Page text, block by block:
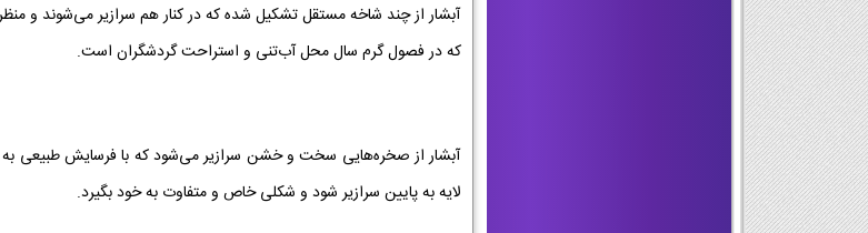
آبشار از چند شاخه مستقل تشکیل شده که در کنار هم سرازیر می‌شوند و
که در فصول گرم سال محل آب‌تنی و استراحت گردشگران است.
آبشار از صخره‌هایی سخت و خشن سرازیر می‌شود که با فرسایش طبیعی به
لایه به پایین سرازیر شود و شکلی خاص و متفاوت به خود بگیرد.